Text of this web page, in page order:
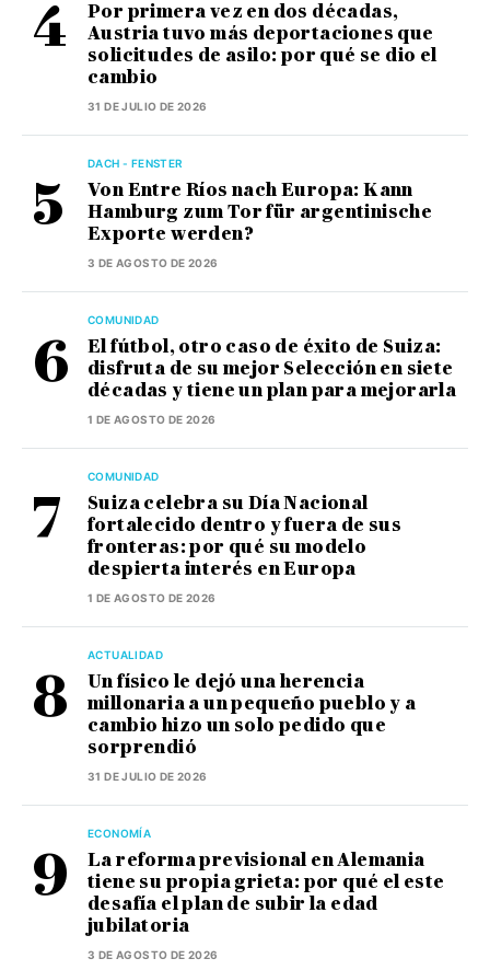
Por primera vez en dos décadas,
Austria tuvo más deportaciones que
solicitudes de asilo: por qué se dio el
cambio
31 DE JULIO DE 2026
DACH - FENSTER
Von Entre Ríos nach Europa: Kann
Hamburg zum Tor für argentinische
Exporte werden?
3 DE AGOSTO DE 2026
COMUNIDAD
El fútbol, otro caso de éxito de Suiza:
disfruta de su mejor Selección en siete
décadas y tiene un plan para mejorarla
1 DE AGOSTO DE 2026
COMUNIDAD
Suiza celebra su Día Nacional
fortalecido dentro y fuera de sus
fronteras: por qué su modelo
despierta interés en Europa
1 DE AGOSTO DE 2026
ACTUALIDAD
Un físico le dejó una herencia
millonaria a un pequeño pueblo y a
cambio hizo un solo pedido que
sorprendió
31 DE JULIO DE 2026
ECONOMÍA
La reforma previsional en Alemania
tiene su propia grieta: por qué el este
desafía el plan de subir la edad
jubilatoria
3 DE AGOSTO DE 2026